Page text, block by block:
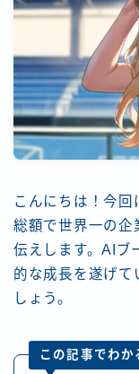
こんにちは！今
総額で世界一の企
伝えします。AIブ
的な成長を遂げて
しょう。
この記事でわか